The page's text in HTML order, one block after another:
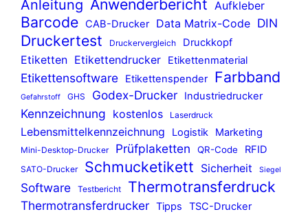
Anleitung Anwenderbericht Aufkleber
Barcode CAB-Drucker Data Matrix-Code DIN
Druckertest Druckervergleich Druckkopf
Etiketten Etikettendrucker Etikettenmaterial
Etikettensoftware Etikettenspender Farbband
Gefahrstoff GHS Godex-Drucker Industriedrucker
Kennzeichnung kostenlos Laserdruck
Lebensmittelkennzeichnung Logistik Marketing
Mini-Desktop-Drucker Prüfplaketten QR-Code RFID
SATO-Drucker Schmucketikett Sicherheit Siegel
Software Testbericht Thermotransferdruck
Thermotransferdrucker Tipps TSC-Drucker